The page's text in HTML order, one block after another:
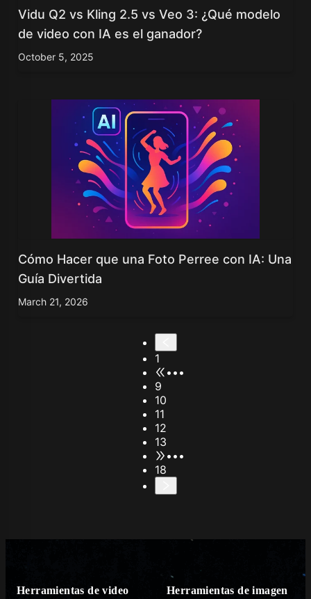
Vidu Q2 vs Kling 2.5 vs Veo 3: ¿Qué modelo
de video con IA es el ganador?
October 5, 2025
Cómo Hacer que una Foto Perree con IA: Una
Guía Divertida
March 21, 2026
1
•••
9
10
11
12
13
•••
18
Herramientas de video Herramientas de imagen